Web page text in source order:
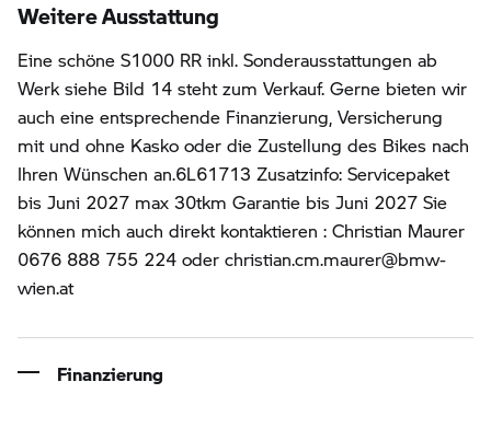
Weitere Ausstattung
Eine schöne S1000 RR inkl. Sonderausstattungen ab
Werk siehe Bild 14 steht zum Verkauf. Gerne bieten wir
auch eine entsprechende Finanzierung, Versicherung
mit und ohne Kasko oder die Zustellung des Bikes nach
Ihren Wünschen an.6L61713 Zusatzinfo: Servicepaket
bis Juni 2027 max 30tkm Garantie bis Juni 2027 Sie
können mich auch direkt kontaktieren : Christian Maurer
0676 888 755 224 oder christian.cm.maurer@bmw-
wien.at
Finanzierung